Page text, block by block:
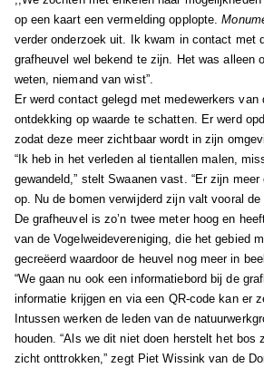
op een kaart een vermelding opplopte.
verder onderzoek uit. Ik kwam in contact met
grafheuvel wel bekend te zijn. Het was alleen
weten, niemand van wist”.
Er werd contact gelegd met medewerkers
ontdekking op waarde te schatten. Er werd
zodat deze meer zichtbaar wordt in zijn
“Ik heb in het verleden al tientallen malen,
gewandeld,” stelt Swaanen vast. “Er zijn
op. Nu de bomen verwijderd zijn valt vooral de
De grafheuvel is zo’n twee meter hoog en
van de Vogelweidevereniging, die het gebied
gecreëerd waardoor de heuvel nog meer in
“We gaan nu ook een informatiebord bij de
informatie krijgen en via een QR-code kan er
Intussen werken de leden van de
houden. “Als we dit niet doen herstelt het
zicht onttrokken,” zegt Piet Wissink van de